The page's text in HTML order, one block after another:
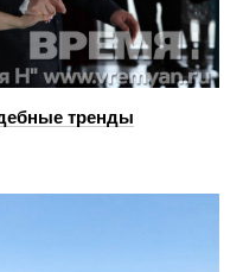
тренды